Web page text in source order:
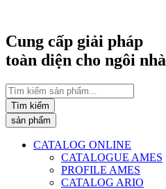
nội
dung
Cung cấp giải pháp
toàn diện cho ngôi nhà
Search
...Tìm kiếm
sản phẩm
CATALOG ONLINE
CATALOGUE AMES
PROFILE AMES
CATALOG ARIO